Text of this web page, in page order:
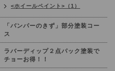
<ホイールペイント>（1）
「バンパーのきず」部分塗装コー
ス
ラバーディップ２点パック塗装で
チョーお得！！